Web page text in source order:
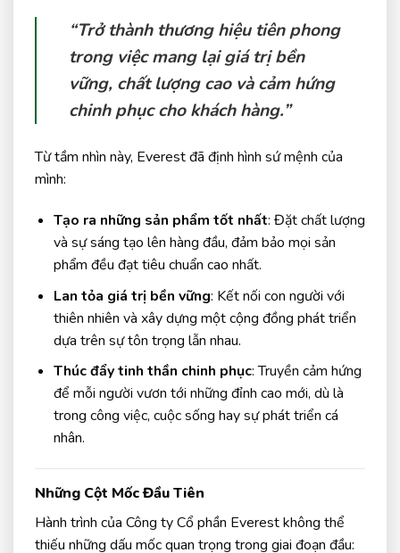
“Trở thành thương hiệu tiên phong
trong việc mang lại giá trị bền
vững, chất lượng cao và cảm hứng
chinh phục cho khách hàng.”
Từ tầm nhìn này, Everest đã định hình sứ mệnh của
mình:
Tạo ra những sản phẩm tốt nhất: Đặt chất lượng
và sự sáng tạo lên hàng đầu, đảm bảo mọi sản
phẩm đều đạt tiêu chuẩn cao nhất.
Lan tỏa giá trị bền vững: Kết nối con người với
thiên nhiên và xây dựng một cộng đồng phát triển
dựa trên sự tôn trọng lẫn nhau.
Thúc đẩy tinh thần chinh phục: Truyền cảm hứng
để mỗi người vươn tới những đỉnh cao mới, dù là
trong công việc, cuộc sống hay sự phát triển cá
nhân.
Những Cột Mốc Đầu Tiên
Hành trình của Công ty Cổ phần Everest không thể
thiếu những dấu mốc quan trọng trong giai đoạn đầu: